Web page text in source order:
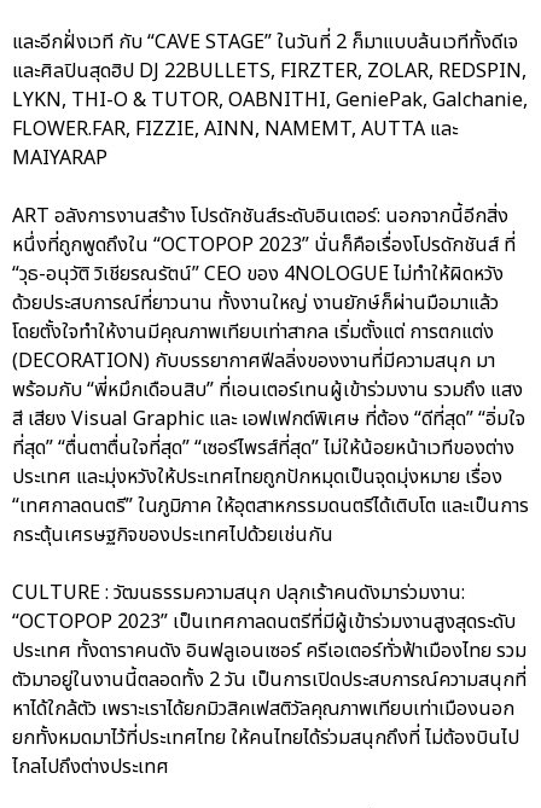
และอีกฝั่งเวที กับ “CAVE STAGE” ในวันที่ 2 ก็มาแบบล้นเวทีทั้งดีเจ
และศิลปินสุดฮิป DJ 22BULLETS, FIRZTER, ZOLAR, REDSPIN,
LYKN, THI-O & TUTOR, OABNITHI, GeniePak, Galchanie,
FLOWER.FAR, FIZZIE, AINN, NAMEMT, AUTTA และ
MAIYARAP
ART อลังการงานสร้าง โปรดักชันส์ระดับอินเตอร์: นอกจากนี้อีกสิ่ง
หนึ่งที่ถูกพูดถึงใน “OCTOPOP 2023” นั่นก็คือเรื่องโปรดักชันส์ ที่
“วุธ-อนุวัติ วิเชียรณรัตน์” CEO ของ 4NOLOGUE ไม่ทำให้ผิดหวัง
ด้วยประสบการณ์ที่ยาวนาน ทั้งงานใหญ่ งานยักษ์ก็ผ่านมือมาแล้ว
โดยตั้งใจทำให้งานมีคุณภาพเทียบเท่าสากล เริ่มตั้งแต่ การตกแต่ง
(DECORATION) กับบรรยากาศฟีลลิ่งของงานที่มีความสนุก มา
พร้อมกับ “พี่หมึกเดือนสิบ” ที่เอนเตอร์เทนผู้เข้าร่วมงาน รวมถึง แสง
สี เสียง Visual Graphic และ เอฟเฟกต์พิเศษ ที่ต้อง “ดีที่สุด” “อิ่มใจ
ที่สุด” “ตื่นตาตื่นใจที่สุด” “เซอร์ไพรส์ที่สุด” ไม่ให้น้อยหน้าเวทีของต่าง
ประเทศ และมุ่งหวังให้ประเทศไทยถูกปักหมุดเป็นจุดมุ่งหมาย เรื่อง
“เทศกาลดนตรี” ในภูมิภาค ให้อุตสาหกรรมดนตรีได้เติบโต และเป็นการ
กระตุ้นเศรษฐกิจของประเทศไปด้วยเช่นกัน
CULTURE : วัฒนธรรมความสนุก ปลุกเร้าคนดังมาร่วมงาน:
“OCTOPOP 2023” เป็นเทศกาลดนตรีที่มีผู้เข้าร่วมงานสูงสุดระดับ
ประเทศ ทั้งดาราคนดัง อินฟลูเอนเซอร์ ครีเอเตอร์ทั่วฟ้าเมืองไทย รวม
ตัวมาอยู่ในงานนี้ตลอดทั้ง 2 วัน เป็นการเปิดประสบการณ์ความสนุกที่
หาได้ใกล้ตัว เพราะเราได้ยกมิวสิคเฟสติวัลคุณภาพเทียบเท่าเมืองนอก
ยกทั้งหมดมาไว้ที่ประเทศไทย ให้คนไทยได้ร่วมสนุกถึงที่ ไม่ต้องบินไป
ไกลไปถึงต่างประเทศ